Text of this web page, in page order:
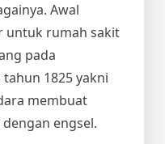
Awal
untuk rumah sakit
pada
1825 yakni
membuat
engsel.